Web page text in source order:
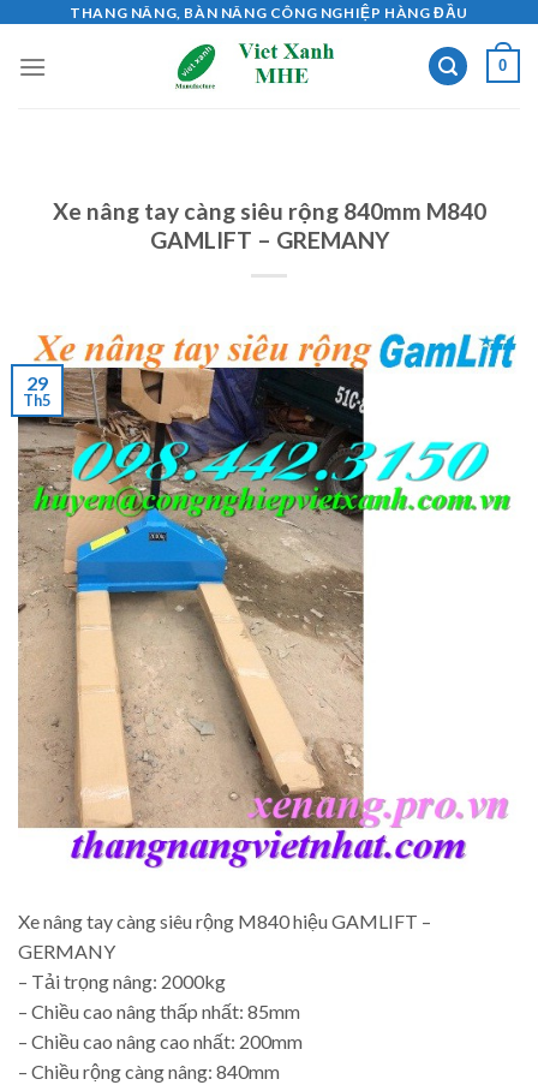
content
THANG NÂNG, BÀN NÂNG CÔNG NGHIỆP HÀNG ĐẦU
0
Xe nâng tay càng siêu rộng 840mm M840
GAMLIFT – GREMANY
29
Th5
Xe nâng tay càng siêu rộng M840 hiệu GAMLIFT –
GERMANY
– Tải trọng nâng: 2000kg
– Chiều cao nâng thấp nhất: 85mm
– Chiều cao nâng cao nhất: 200mm
– Chiều rộng càng nâng: 840mm